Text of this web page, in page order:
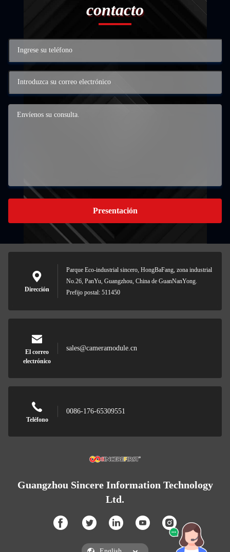
contacto
Presentación
Dirección
Parque Eco-industrial sincero, HongBaFang, zona industrial
No.26, PanYu, Guangzhou, China de GuanNanYong.
Prefijo postal: 511450
El correo
electrónico
sales@cameramodule.cn
Teléfono
0086-176-65309551
Guangzhou Sincere Information Technology
Ltd.